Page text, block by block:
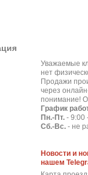
потолок. Они могут
и размеры.
Для точечного
чтобы
нужной мощности
(от 100
Уважаемые
нет
Продажи
через
понимание!
График
Пн.-Пт. - 9:00
Сб.-Вс. - не
Новости и
нашем